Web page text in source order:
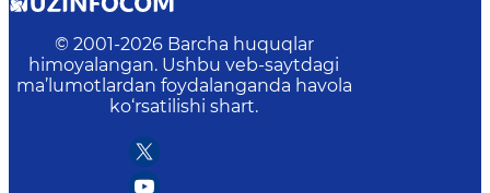
© 2001-2026 Barcha huquqlar
himoyalangan. Ushbu veb-saytdagi
ma’lumotlardan foydalanganda havola
ko‘rsatilishi shart.